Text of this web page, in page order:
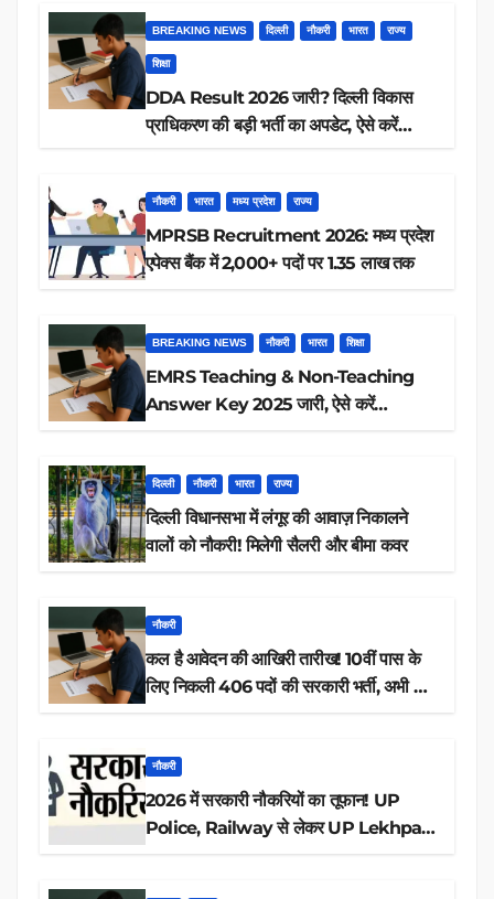
BREAKING NEWS दिल्ली नौकरी भारत राज्य
शिक्षा
DDA Result 2026 जारी? दिल्ली विकास
प्राधिकरण की बड़ी भर्ती का अपडेट, ऐसे करें
नौकरी भारत मध्य प्रदेश राज्य
MPRSB Recruitment 2026: मध्य प्रदेश
एपेक्स बैंक में 2,000+ पदों पर 1.35 लाख तक
BREAKING NEWS नौकरी भारत शिक्षा
EMRS Teaching & Non-Teaching
Answer Key 2025 जारी, ऐसे करें
दिल्ली नौकरी भारत राज्य
दिल्ली विधानसभा में लंगूर की आवाज़ निकालने
वालों को नौकरी! मिलेगी सैलरी और बीमा कवर
नौकरी
कल है आवेदन की आखिरी तारीख! 10वीं पास के
लिए निकली 406 पदों की सरकारी भर्ती, अभी करें
नौकरी
2026 में सरकारी नौकरियों का तूफान! UP
Police, Railway से लेकर UP Lekhpal